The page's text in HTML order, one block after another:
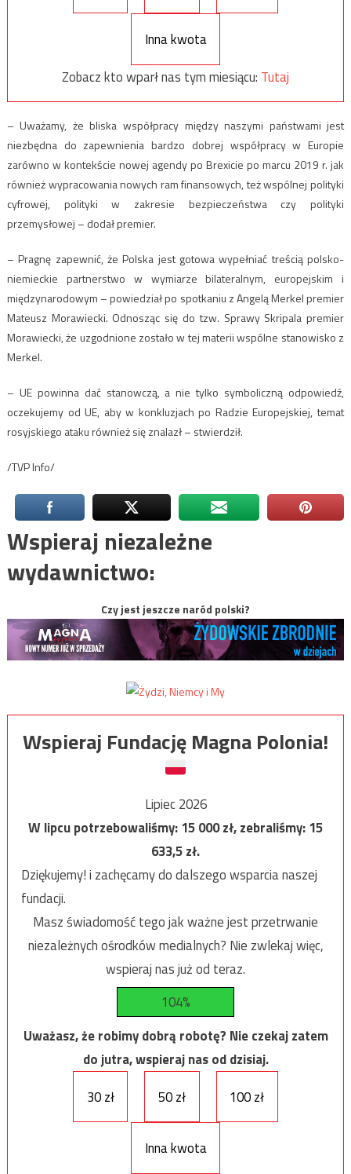
Inna kwota
Zobacz kto wparł nas tym miesiącu: Tutaj
– Uważamy, że bliska współpracy między naszymi państwami jest
niezbędna do zapewnienia bardzo dobrej współpracy w Europie
zarówno w kontekście nowej agendy po Brexicie po marcu 2019 r. jak
również wypracowania nowych ram finansowych, też wspólnej polityki
cyfrowej, polityki w zakresie bezpieczeństwa czy polityki
przemysłowej – dodał premier.
– Pragnę zapewnić, że Polska jest gotowa wypełniać treścią polsko-
niemieckie partnerstwo w wymiarze bilateralnym, europejskim i
międzynarodowym – powiedział po spotkaniu z Angelą Merkel premier
Mateusz Morawiecki. Odnosząc się do tzw. Sprawy Skripala premier
Morawiecki, że uzgodnione zostało w tej materii wspólne stanowisko z
Merkel.
– UE powinna dać stanowczą, a nie tylko symboliczną odpowiedź,
oczekujemy od UE, aby w konkluzjach po Radzie Europejskiej, temat
rosyjskiego ataku również się znalazł – stwierdził.
/TVP Info/
Wspieraj niezależne
wydawnictwo:
Czy jest jeszcze naród polski?
Wspieraj Fundację Magna Polonia!
Lipiec 2026
W lipcu potrzebowaliśmy:15 000zł, zebraliśmy:15
633,5zł.
Dziękujemy! i zachęcamy do dalszego wsparcia naszej
fundacji.
Masz świadomość tego jak ważne jest przetrwanie
niezależnych ośrodków medialnych? Nie zwlekaj więc,
wspieraj nas już od teraz.
104%
Uważasz, że robimy dobrą robotę? Nie czekaj zatem
do jutra, wspieraj nas od dzisiaj.
30 zł
50 zł 100 zł
Inna kwota